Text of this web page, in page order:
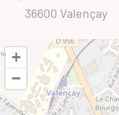
36600 Valençay
+
−